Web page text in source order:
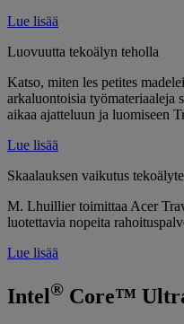
Lue lisää
Luovuutta tekoälyn teholla
Katso, miten les petites
arkaluontoisia työmateriaaleja
aikaa ajatteluun ja luomiseen
Lue lisää
Skaalauksen vaikutus
M. Lhuillier toimittaa Acer
luotettavia nopeita
Lue lisää
Intel® Core™